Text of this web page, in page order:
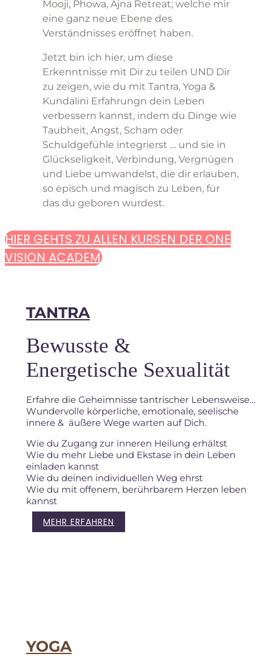
Mooji, Phowa, Ajna Retreat; welche mir
eine ganz neue Ebene des
Verständnisses eröffnet haben.
Jetzt bin ich hier, um diese
Erkenntnisse mit Dir zu teilen UND Dir
zu zeigen, wie du mit Tantra, Yoga &
Kundalini Erfahrungn dein Leben
verbessern kannst, indem du Dinge wie
Taubheit, Angst, Scham oder
Schuldgefühle integrierst … und sie in
Glückseligkeit, Verbindung, Vergnügen
und Liebe umwandelst, die dir erlauben,
so episch und magisch zu Leben, für
das du geboren wurdest.
HIER GEHTS ZU ALLEN KURSEN DER ONE
VISION ACADEMY
TANTRA
Bewusste &
Energetische Sexualität
Erfahre die Geheimnisse tantrischer Lebensweise…
Wundervolle körperliche, emotionale, seelische
innere & äußere Wege warten auf Dich.
Wie du Zugang zur inneren Heilung erhältst
Wie du mehr Liebe und Ekstase in dein Leben
einladen kannst
Wie du deinen individuellen Weg ehrst
Wie du mit offenem, berührbarem Herzen leben
kannst
MEHR ERFAHREN
YOGA